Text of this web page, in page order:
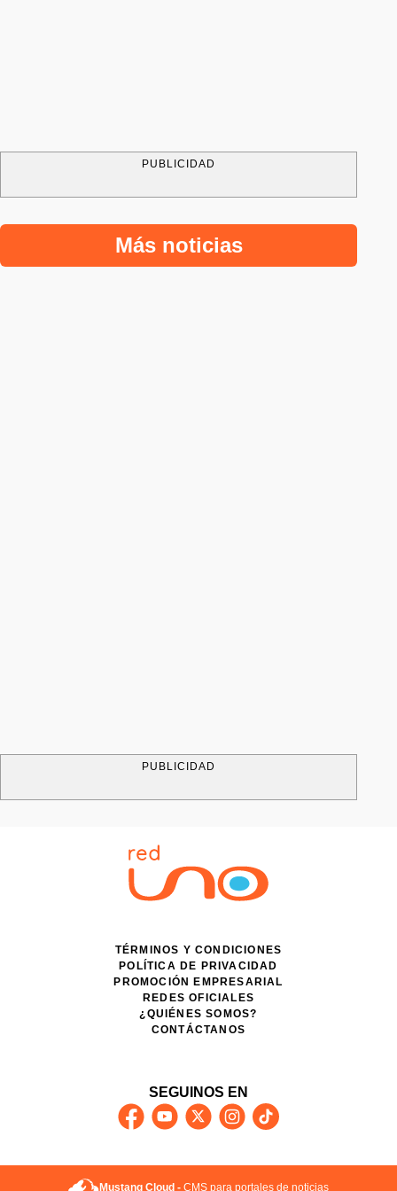
PUBLICIDAD
Más noticias
PUBLICIDAD
TÉRMINOS Y CONDICIONES
POLÍTICA DE PRIVACIDAD
PROMOCIÓN EMPRESARIAL
REDES OFICIALES
¿QUIÉNES SOMOS?
CONTÁCTANOS
SEGUINOS EN
Mustang Cloud -CMS para portales de noticias